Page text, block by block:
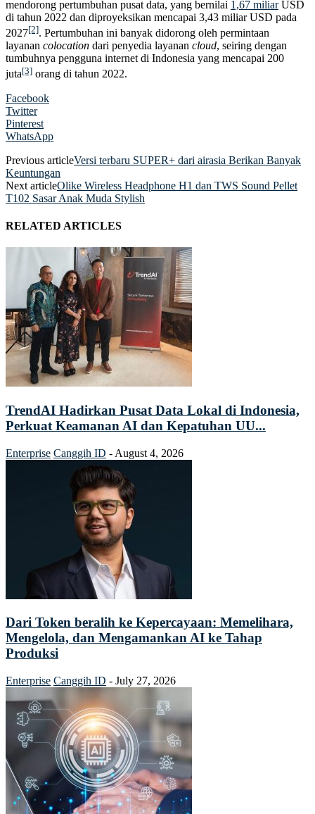
mendorong pertumbuhan pusat data, yang bernilai 1,67 miliarUSD
di tahun 2022 dan diproyeksikan mencapai 3,43 miliar USD pada
2027[2]. Pertumbuhan ini banyak didorong oleh permintaan
layanan colocation dari penyedia layanan cloud, seiring dengan
tumbuhnya pengguna internet di Indonesia yang mencapai 200
juta[3] orang di tahun 2022.
Facebook
Twitter
Pinterest
WhatsApp
Previous articleVersi terbaru SUPER+ dari airasia Berikan Banyak
Keuntungan
Next articleOlike Wireless Headphone H1 dan TWS Sound Pellet
T102 Sasar Anak Muda Stylish
RELATED ARTICLES
TrendAI Hadirkan Pusat Data Lokal di Indonesia,
Perkuat Keamanan AI dan Kepatuhan UU...
Enterprise Canggih ID - August 4, 2026
Dari Token beralih ke Kepercayaan: Memelihara,
Mengelola, dan Mengamankan AI ke Tahap
Produksi
Enterprise Canggih ID - July 27, 2026